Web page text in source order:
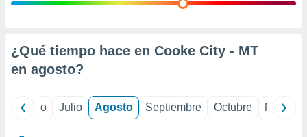
e
mediante
¿Qué tiempo hace en Cooke City - MT
en agosto?
Junio Julio Agosto Septiembre Octubre